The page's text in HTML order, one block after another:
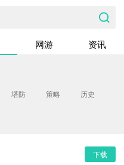
网游 资讯
塔防 策略 历史
下载